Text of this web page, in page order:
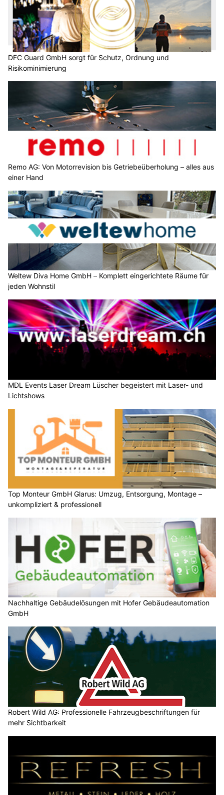
DFC Guard GmbH sorgt für Schutz, Ordnung und
Risikominimierung
Remo AG: Von Motorrevision bis Getriebeüberholung – alles aus
einer Hand
Weltew Diva Home GmbH – Komplett eingerichtete Räume für
jeden Wohnstil
MDL Events Laser Dream Lüscher begeistert mit Laser- und
Lichtshows
Top Monteur GmbH Glarus: Umzug, Entsorgung, Montage –
unkompliziert & professionell
Nachhaltige Gebäudelösungen mit Hofer Gebäudeautomation
GmbH
Robert Wild AG: Professionelle Fahrzeugbeschriftungen für
mehr Sichtbarkeit